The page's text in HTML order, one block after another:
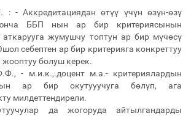
- Аккредитациядан өтүү үчүн өзүн-өзү
ББП нын ар бир критериясынын
жумушчу топтун ар бир мүчөсү
себептен ар бир критерияга конкреттуу
жооптуу болуш керек.
- м.и.к.,.доцент м.а.- критериялардын
ар бир окутууучуга бөлүп, ага
милдеттендирели.
да жогоруда айтылгандарды